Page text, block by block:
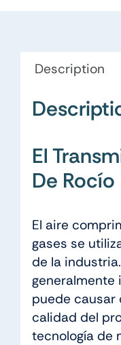
Description
El
De Rocío
El aire
gases se
de la
generalmente
puede causar
calidad del
tecnología de